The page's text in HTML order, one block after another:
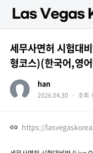
세무사면허 시험
형코스)(한국어,영
han
2026.04.30 ・ 조회
https://